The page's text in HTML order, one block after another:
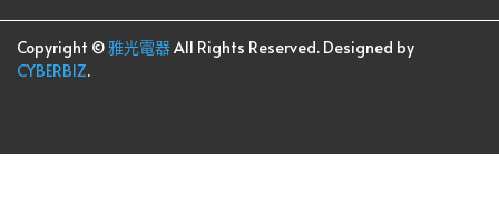
Copyright ©雅光電器All Rights Reserved. Designed by
CYBERBIZ.